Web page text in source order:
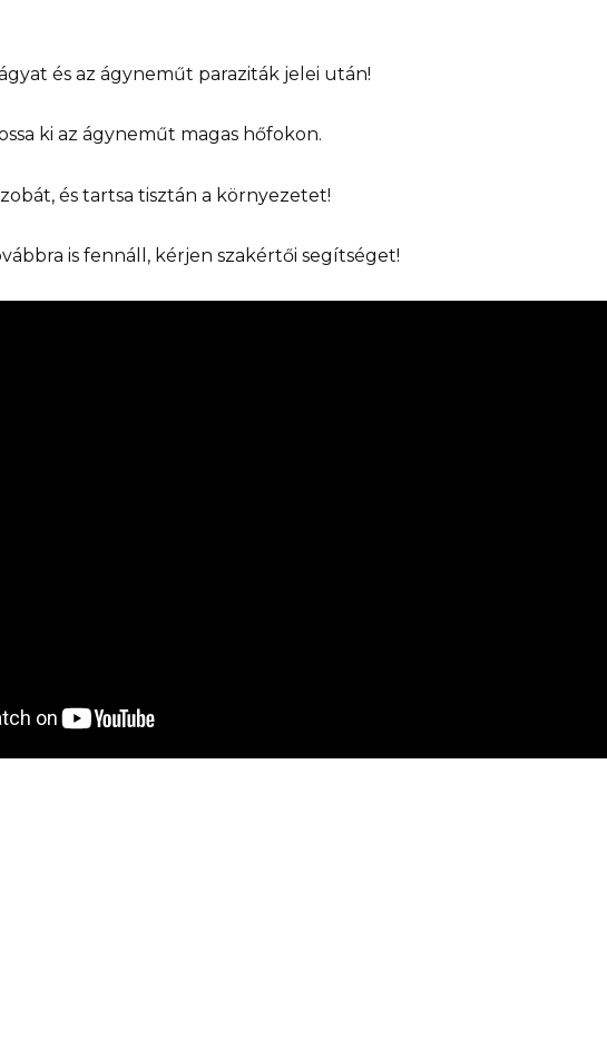
és az ágyneműt paraziták jelei után!
ki az ágyneműt magas hőfokon.
és tartsa tisztán a környezetet!
is fennáll, kérjen szakértői segítséget!